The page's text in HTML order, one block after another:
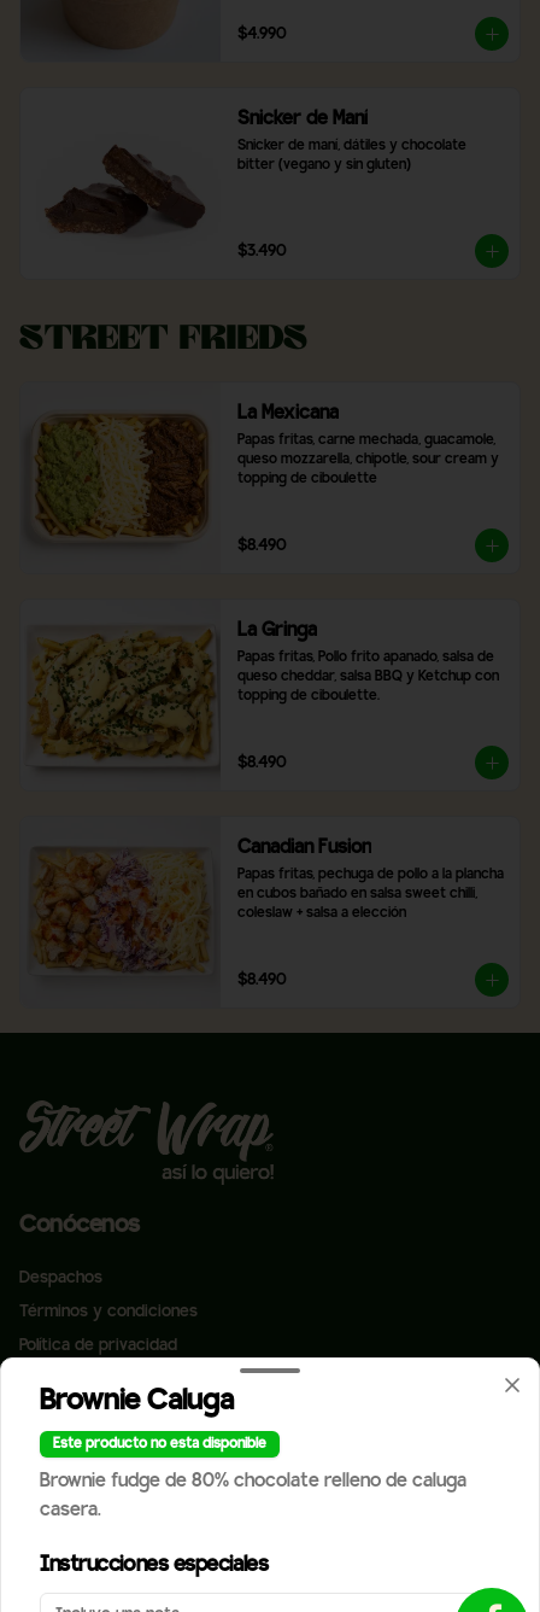
Escríbenos aquí 💬
Toca para abrir →
$4.990
Snicker de Maní
Snicker de maní, dátiles y chocolate
bitter (vegano y sin gluten)
$3.490
Street Frieds
La Mexicana
Papas fritas, carne mechada, guacamole,
queso mozzarella, chipotle, sour cream y
topping de ciboulette
$8.490
La Gringa
Papas fritas, Pollo frito apanado, salsa de
queso cheddar, salsa BBQ y Ketchup con
topping de ciboulette.
$8.490
Canadian Fusion
Papas fritas, pechuga de pollo a la plancha
en cubos bañado en salsa sweet chilli,
coleslaw + salsa a elección
$8.490
Conócenos
Despachos
Términos y condiciones
Política de privacidad
Redes sociales
Instagram
Facebook
Mi cuenta
Pedir
Brownie Caluga
Este producto no esta disponible
Brownie fudge de 80% chocolate relleno de caluga
casera.
Instrucciones especiales